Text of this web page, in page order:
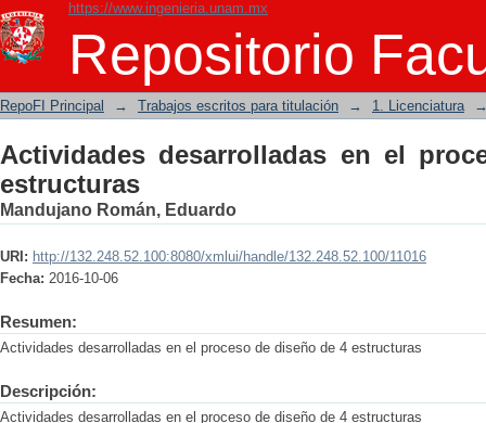
https://www.ingenieria.unam.mx
Repositorio
Actividades desarrolladas en el
RepoFI Principal → Trabajos escritos para titulación → 1. Licenciatura
Actividades desarrolladas en el
estructuras
Mandujano Román, Eduardo
URI: http://132.248.52.100:8080/xmlui/handle/132.248.52.100/11016
Fecha: 2016-10-06
Resumen:
Actividades desarrolladas en el proceso de diseño de 4 estructuras
Descripción:
Actividades desarrolladas en el proceso de diseño de 4 estructuras